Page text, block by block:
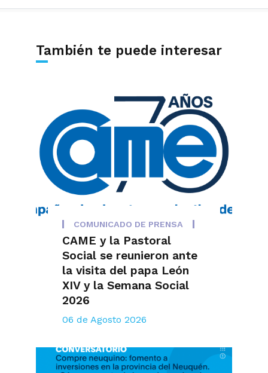
También te puede interesar
COMUNICADO DE PRENSA
CAME y la Pastoral
Social se reunieron ante
la visita del papa León
XIV y la Semana Social
2026
06 de Agosto 2026